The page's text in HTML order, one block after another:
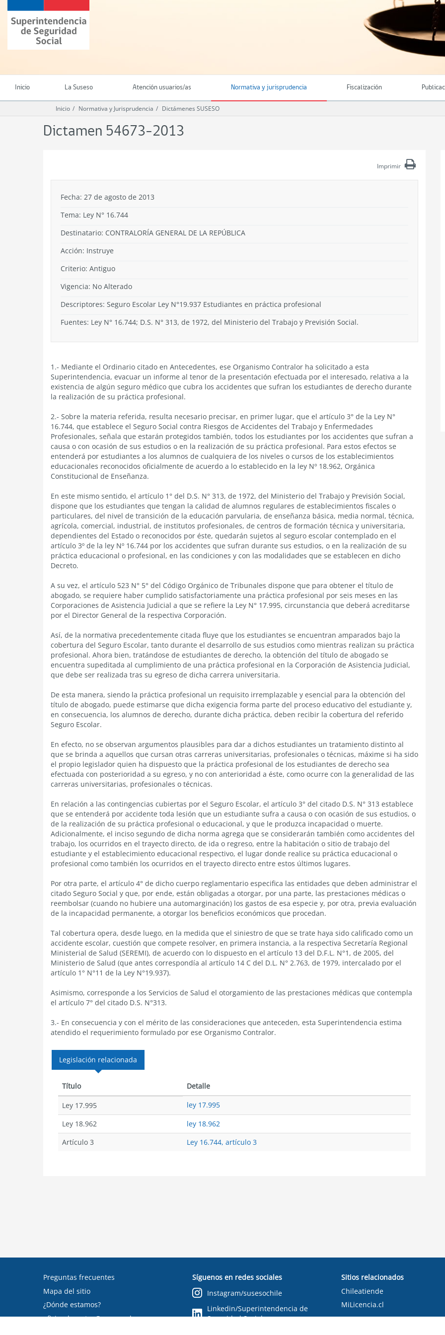
contenido
principal
Superintendencia
de
Seguridad
(SUSESO)
Chile
Inicio La Suseso Atención usuarios/as Normativa y jurisprudencia Fiscalización
Inicio Normativa y Jurisprudencia Dictámenes SUSESO
Dictamen 54673-2013
Imprimir
Fecha: 27 de agosto de 2013
Tema: Ley N° 16.744
Destinatario: CONTRALORÍA GENERAL DE LA REPÚBLICA
Acción: Instruye
Criterio: Antiguo
Vigencia: No Alterado
Descriptores: Seguro Escolar Ley N°19.937 Estudiantes en práctica profesional
Fuentes: Ley N° 16.744; D.S. N° 313, de 1972, del Ministerio del Trabajo y Previsión Social.
1.- Mediante el Ordinario citado en Antecedentes, ese Organismo Contralor ha solicitado a esta
Superintendencia, evacuar un informe al tenor de la presentación efectuada por el interesado, relativa a la
existencia de algún seguro médico que cubra los accidentes que sufran los estudiantes de derecho durante
la realización de su práctica profesional.
2.- Sobre la materia referida, resulta necesario precisar, en primer lugar, que el artículo 3° de la Ley N°
16.744, que establece el Seguro Social contra Riesgos de Accidentes del Trabajo y Enfermedades
Profesionales, señala que estarán protegidos también, todos los estudiantes por los accidentes que sufran a
causa o con ocasión de sus estudios o en la realización de su práctica profesional. Para estos efectos se
entenderá por estudiantes a los alumnos de cualquiera de los niveles o cursos de los establecimientos
educacionales reconocidos oficialmente de acuerdo a lo establecido en la ley Nº 18.962, Orgánica
Constitucional de Enseñanza.
En este mismo sentido, el artículo 1° del D.S. N° 313, de 1972, del Ministerio del Trabajo y Previsión Social,
dispone que los estudiantes que tengan la calidad de alumnos regulares de establecimientos fiscales o
particulares, del nivel de transición de la educación parvularia, de enseñanza básica, media normal, técnica,
agrícola, comercial, industrial, de institutos profesionales, de centros de formación técnica y universitaria,
dependientes del Estado o reconocidos por éste, quedarán sujetos al seguro escolar contemplado en el
artículo 3º de la ley Nº 16.744 por los accidentes que sufran durante sus estudios, o en la realización de su
práctica educacional o profesional, en las condiciones y con las modalidades que se establecen en dicho
Decreto.
A su vez, el artículo 523 N° 5° del Código Orgánico de Tribunales dispone que para obtener el título de
abogado, se requiere haber cumplido satisfactoriamente una práctica profesional por seis meses en las
Corporaciones de Asistencia Judicial a que se refiere la Ley N° 17.995, circunstancia que deberá acreditarse
por el Director General de la respectiva Corporación.
Así, de la normativa precedentemente citada fluye que los estudiantes se encuentran amparados bajo la
cobertura del Seguro Escolar, tanto durante el desarrollo de sus estudios como mientras realizan su práctica
profesional. Ahora bien, tratándose de estudiantes de derecho, la obtención del título de abogado se
encuentra supeditada al cumplimiento de una práctica profesional en la Corporación de Asistencia Judicial,
que debe ser realizada tras su egreso de dicha carrera universitaria.
De esta manera, siendo la práctica profesional un requisito irremplazable y esencial para la obtención del
título de abogado, puede estimarse que dicha exigencia forma parte del proceso educativo del estudiante y,
en consecuencia, los alumnos de derecho, durante dicha práctica, deben recibir la cobertura del referido
Seguro Escolar.
En efecto, no se observan argumentos plausibles para dar a dichos estudiantes un tratamiento distinto al
que se brinda a aquellos que cursan otras carreras universitarias, profesionales o técnicas, máxime si ha sido
el propio legislador quien ha dispuesto que la práctica profesional de los estudiantes de derecho sea
efectuada con posterioridad a su egreso, y no con anterioridad a éste, como ocurre con la generalidad de las
carreras universitarias, profesionales o técnicas.
En relación a las contingencias cubiertas por el Seguro Escolar, el artículo 3° del citado D.S. N° 313 establece
que se entenderá por accidente toda lesión que un estudiante sufra a causa o con ocasión de sus estudios, o
de la realización de su práctica profesional o educacional, y que le produzca incapacidad o muerte.
Adicionalmente, el inciso segundo de dicha norma agrega que se considerarán también como accidentes del
trabajo, los ocurridos en el trayecto directo, de ida o regreso, entre la habitación o sitio de trabajo del
estudiante y el establecimiento educacional respectivo, el lugar donde realice su práctica educacional o
profesional como también los ocurridos en el trayecto directo entre estos últimos lugares.
Por otra parte, el artículo 4° de dicho cuerpo reglamentario especifica las entidades que deben administrar el
citado Seguro Social y que, por ende, están obligadas a otorgar, por una parte, las prestaciones médicas o
reembolsar (cuando no hubiere una automarginación) los gastos de esa especie y, por otra, previa evaluación
de la incapacidad permanente, a otorgar los beneficios económicos que procedan.
Tal cobertura opera, desde luego, en la medida que el siniestro de que se trate haya sido calificado como un
accidente escolar, cuestión que compete resolver, en primera instancia, a la respectiva Secretaría Regional
Ministerial de Salud (SEREMI), de acuerdo con lo dispuesto en el artículo 13 del D.F.L. N°1, de 2005, del
Ministerio de Salud (que antes correspondía al artículo 14 C del D.L. N° 2.763, de 1979, intercalado por el
artículo 1° N°11 de la Ley N°19.937).
Asimismo, corresponde a los Servicios de Salud el otorgamiento de las prestaciones médicas que contempla
el artículo 7° del citado D.S. N°313.
3.- En consecuencia y con el mérito de las consideraciones que anteceden, esta Superintendencia estima
atendido el requerimiento formulado por ese Organismo Contralor.
Legislación relacionada
Título Detalle
Ley 17.995
ley 17.995
Ley 18.962
ley 18.962
Artículo 3
Ley 16.744, artículo 3
Preguntas frecuentes
Mapa del sitio
¿Dónde estamos?
oficinadepartes@suseso.cl
Síguenos en redes sociales
Instagram/susesochile
Linkedin/Superintendencia de
Seguridad Social
Sitios relacionados
Chileatiende
MiLicencia.cl